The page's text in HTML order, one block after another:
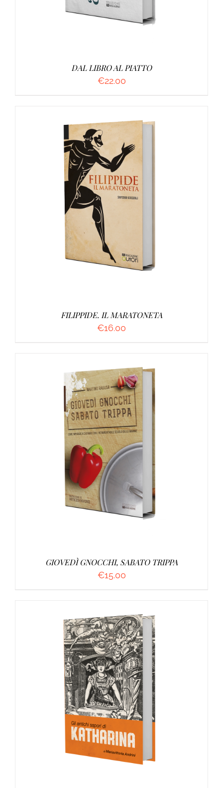
DAL LIBRO AL PIATTO
€22.00
AGGIUNGI AL CARRELLO
FILIPPIDE. IL MARATONETA
€16.00
AGGIUNGI AL CARRELLO /
GIOVEDÌ GNOCCHI, SABATO TRIPPA
€15.00
AGGIUNGI AL CARRELLO / DETTAGLI